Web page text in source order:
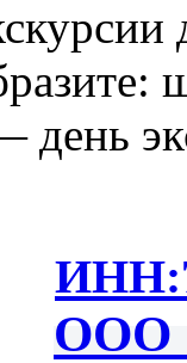
день
ИНН:
ООО